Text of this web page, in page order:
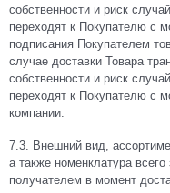
собственности и риск
переходят к Покупателю с
подписания Покупателем
случае доставки Товара
собственности и риск
переходят к Покупателю с
компании.
7.3. Внешний вид,
а также номенклатура
получателем в момент